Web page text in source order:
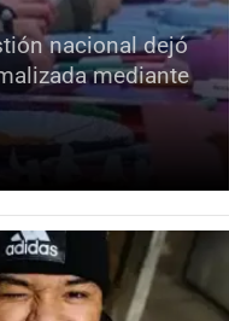
nacional dejó
mediante